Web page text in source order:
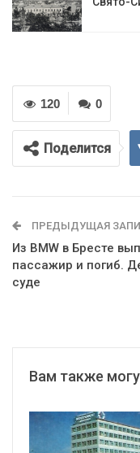
0
120
Поделится
ПРЕДЫДУЩАЯ
Из BMW в Бресте
пассажир и погиб.
суде
Вам также